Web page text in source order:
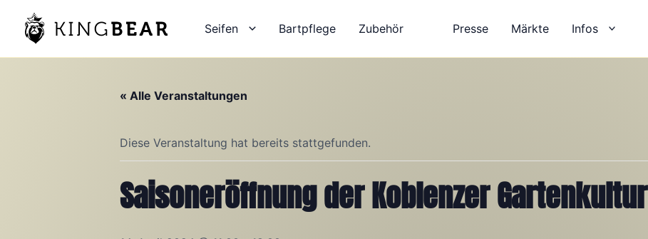
Inhalt
springen
Seifen Bartpflege Zubehör Presse Märkte Infos
« Alle Veranstaltungen
Diese Veranstaltung hat bereits stattgefunden.
Saisoneröffnung der Koblenzer Gartenkultur